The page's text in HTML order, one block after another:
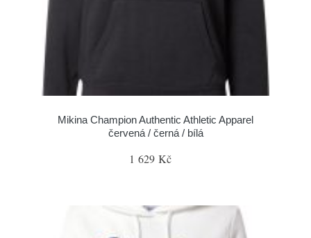
Mikina Champion Authentic Athletic Apparel
červená / černá / bílá
1 629 Kč